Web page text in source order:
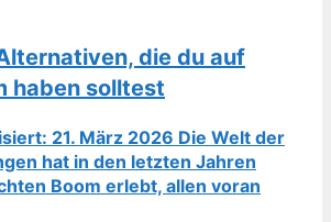
die du auf
haben solltest
21. März 2026 Die Welt der
hat in den letzten Jahren
Boom erlebt, allen voran